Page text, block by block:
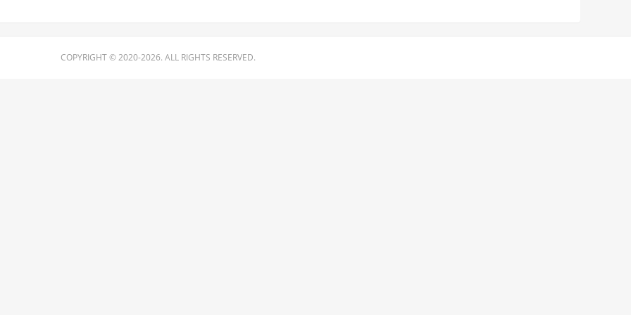
COPYRIGHT © 2020-2026. ALL RIGHTS RESERVED.